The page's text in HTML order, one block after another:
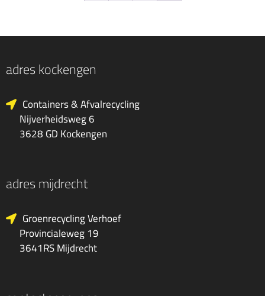
adres kockengen
Containers & Afvalrecycling
Nijverheidsweg 6
3628 GD Kockengen
adres mijdrecht
Groenrecycling Verhoef
Provincialeweg 19
3641RS Mijdrecht